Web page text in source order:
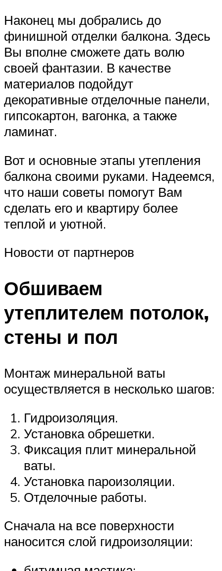
Наконец мы добрались до
финишной отделки балкона. Здесь
Вы вполне сможете дать волю
своей фантазии. В качестве
материалов подойдут
декоративные отделочные панели,
гипсокартон, вагонка, а также
ламинат.
Вот и основные этапы утепления
балкона своими руками. Надеемся,
что наши советы помогут Вам
сделать его и квартиру более
теплой и уютной.
Новости от партнеров
Обшиваем
утеплителем потолок,
стены и пол
Монтаж минеральной ваты
осуществляется в несколько шагов:
Гидроизоляция.
Установка обрешетки.
Фиксация плит минеральной
ваты.
Установка пароизоляции.
Отделочные работы.
Сначала на все поверхности
наносится слой гидроизоляции: